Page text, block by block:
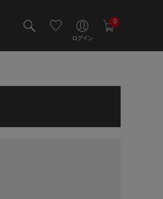
ログイン
0